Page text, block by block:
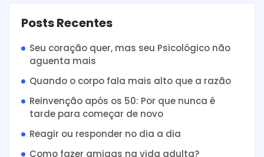
Posts Recentes
Seu coração quer, mas seu Psicológico não
aguenta mais
Quando o corpo fala mais alto que a razão
Reinvenção após os 50: Por que nunca é
tarde para começar de novo
Reagir ou responder no dia a dia
Como fazer amigas na vida adulta?